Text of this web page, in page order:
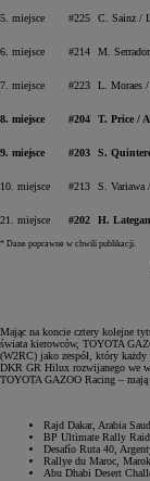
5. miejsce #225 C. Sainz /
6. miejsce #214 M.
7. miejsce #223 L. Moraes /
8. miejsce #204 T. Price /
9. miejsce #203 S.
10. miejsce #213 S. Variawa
21. miejsce #202 H.
* Dane poprawne w chwili publikacji.
Mając na koncie cztery kolejne
świata kierowców, TOYOTA
(W2RC) jako zespół, który
DKR GR Hilux rozwijanego we
TOYOTA GAZOO Racing –
Rajd Dakar, Arabia
BP Ultimate Rally
Desafío Ruta 40,
Rallye du Maroc,
Abu Dhabi Desert